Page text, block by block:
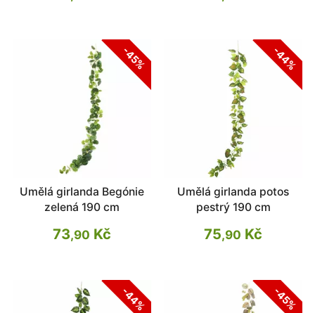
-45%
Umělá girlanda Begónie
zelená 190 cm
73,90 Kč
-44%
Umělá girlanda potos
pestrý 190 cm
75,90 Kč
-44% -45%